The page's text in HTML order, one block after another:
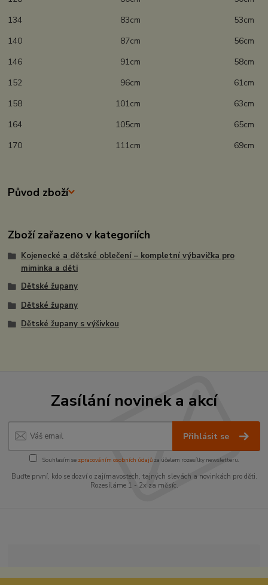
134 83cm 53cm
140 87cm 56cm
146 91cm 58cm
152 96cm 61cm
158 101cm 63cm
164 105cm 65cm
170 111cm 69cm
Původ zboží
Zboží zařazeno v kategoriích
Kojenecké a dětské oblečení – kompletní výbavička pro
miminka a děti
Dětské župany
Dětské župany
Dětské župany s výšivkou
Zasílání novinek a akcí
Přihlásit se
Souhlasím se zpracováním osobních údajůza účelem rozesílky newsletteru.
Buďte první, kdo se dozví o zajímavostech, tajných slevách a novinkách pro děti.
Rozesíláme 1 - 2x za měsíc.